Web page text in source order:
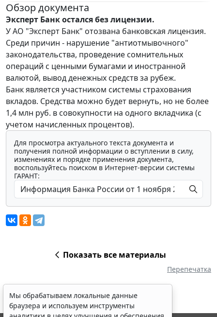
Обзор документа
Эксперт Банк остался без лицензии.
У АО "Эксперт Банк" отозвана банковская лицензия.
Среди причин - нарушение "антиотмывочного"
законодательства, проведение сомнительных
операций с ценными бумагами и иностранной
валютой, вывод денежных средств за рубеж.
Банк является участником системы страхования
вкладов. Средства можно будет вернуть, но не более
1,4 млн руб. в совокупности на одного вкладчика (с
учетом начисленных процентов).
Для просмотра актуального текста документа и
получения полной информации о вступлении в силу,
изменениях и порядке применения документа,
воспользуйтесь поиском в Интернет-версии системы
ГАРАНТ:
Показать все материалы
Перепечатка
Мы обрабатываем локальные данные
браузера и используем инструменты